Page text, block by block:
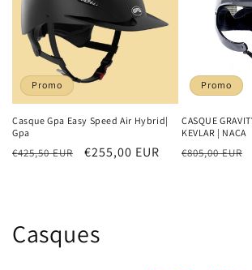
Promo
Casque Gpa Easy Speed Air Hybrid|
Gpa
Prix
€425,50 EUR
Prix
€255,00 EUR
Promo
CASQUE
KEVLAR | NACA
Prix
€805,00 EUR
C
Casques